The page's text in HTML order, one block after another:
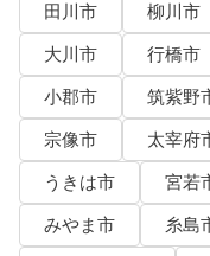
田川市
柳川市
大川市
行橋市
小郡市
筑紫野
宗像市
太宰府
うきは市
宮若
みやま市
糸島